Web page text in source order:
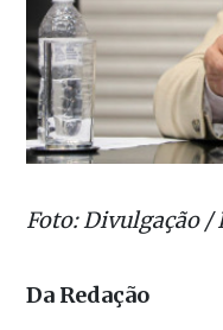
Foto: Divulgação /
Da Redação
O deputado